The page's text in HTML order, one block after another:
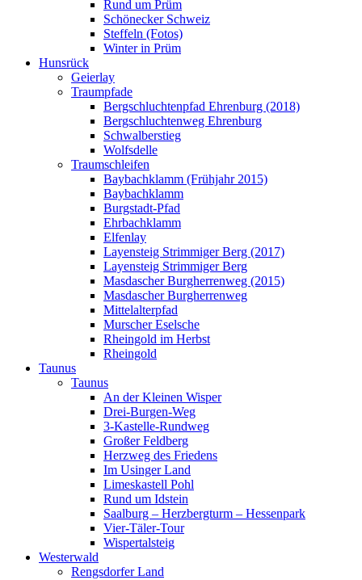
Rund um Prüm
Schönecker Schweiz
Steffeln (Fotos)
Winter in Prüm
Hunsrück
Geierlay
Traumpfade
Bergschluchtenpfad Ehrenburg (2018)
Bergschluchtenweg Ehrenburg
Schwalberstieg
Wolfsdelle
Traumschleifen
Baybachklamm (Frühjahr 2015)
Baybachklamm
Burgstadt-Pfad
Ehrbachklamm
Elfenlay
Layensteig Strimmiger Berg (2017)
Layensteig Strimmiger Berg
Masdascher Burgherrenweg (2015)
Masdascher Burgherrenweg
Mittelalterpfad
Murscher Eselsche
Rheingold im Herbst
Rheingold
Taunus
Taunus
An der Kleinen Wisper
Drei-Burgen-Weg
3-Kastelle-Rundweg
Großer Feldberg
Herzweg des Friedens
Im Usinger Land
Limeskastell Pohl
Rund um Idstein
Saalburg – Herzbergturm – Hessenpark
Vier-Täler-Tour
Wispertalsteig
Westerwald
Rengsdorfer Land